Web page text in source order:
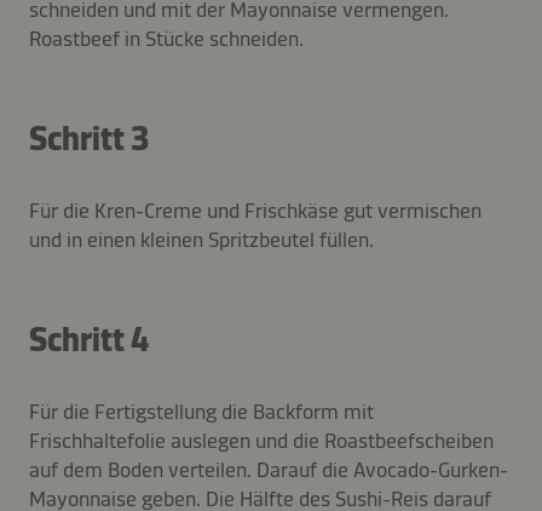
schneiden und mit der Mayonnaise vermengen.
Roastbeef in Stücke schneiden.
Schritt 3
Für die Kren-Creme und Frischkäse gut vermischen
und in einen kleinen Spritzbeutel füllen.
Schritt 4
Für die Fertigstellung die Backform mit
Frischhaltefolie auslegen und die Roastbeefscheiben
auf dem Boden verteilen. Darauf die Avocado-Gurken-
Mayonnaise geben. Die Hälfte des Sushi-Reis darauf